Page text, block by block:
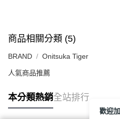
每筆NT$120，滿NT$6,000(含以上)
商品相關分類 (5)
BRAND Onitsuka Tiger
人氣商品推薦
本分類熱銷全站排行
歡迎